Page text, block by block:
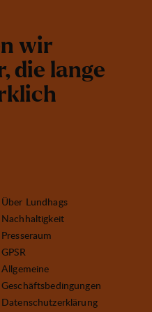
n wir
, die lange
klich
Über Lundhags
Nachhaltigkeit
Presseraum
GPSR
Allgemeine
Geschäftsbedingungen
Datenschutzerklärung